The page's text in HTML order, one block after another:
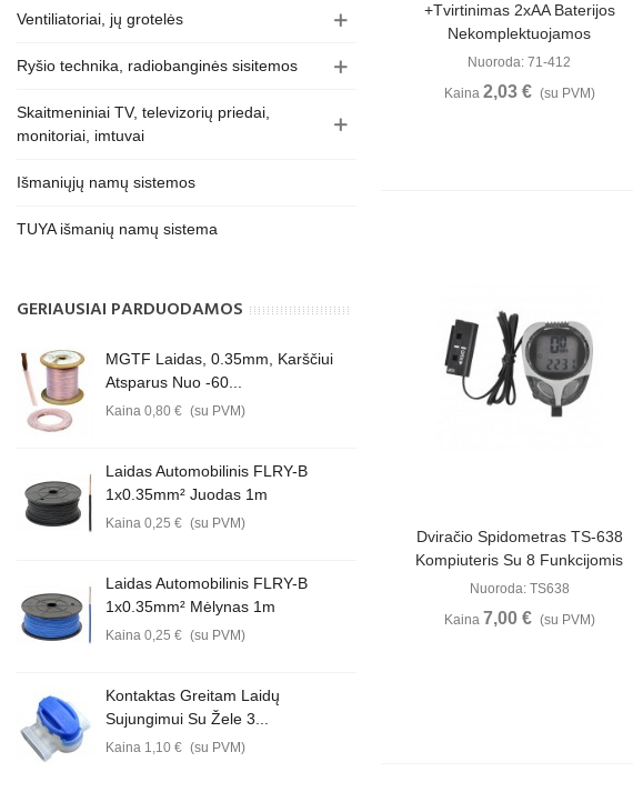
Ventiliatoriai, jų grotelės
Ryšio technika, radiobanginės sisitemos
Skaitmeniniai TV, televizorių priedai,
monitoriai, imtuvai
Išmaniųjų namų sistemos
TUYA išmanių namų sistema
GERIAUSIAI PARDUODAMOS
MGTF Laidas, 0.35mm, Karščiui
Atsparus Nuo -60...
Kaina 0,80 € (su PVM)
Laidas Automobilinis FLRY-B
1x0.35mm² Juodas 1m
Kaina 0,25 € (su PVM)
Laidas Automobilinis FLRY-B
1x0.35mm² Mėlynas 1m
Kaina 0,25 € (su PVM)
Kontaktas Greitam Laidų
Sujungimui Su Žele 3...
Kaina 1,10 € (su PVM)
+tvirtinimas 2xAA Baterijos
Nekomplektuojamos
Nuoroda: 71-412
Kaina 2,03 € (su PVM)
Peržiūrėti
Dviračio Spidometras TS-638
Kompiuteris Su 8 Funkcijomis
Nuoroda: TS638
Kaina 7,00 € (su PVM)